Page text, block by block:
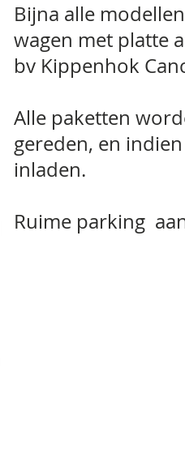
Bijna alle
wagen met platte
bv Kippenhok
Alle paketten
gereden, en
inladen.
Ruime parking